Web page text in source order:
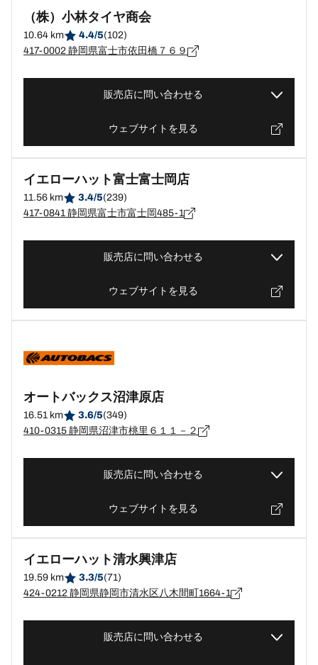
（株）小林タイヤ商会
10.64 km 4.4/5(102)
417-0002 静岡県富士市依田橋７６９
販売店に問い合わせる
ウェブサイトを見る
イエローハット富士富士岡店
11.56 km 3.4/5(239)
417-0841 静岡県富士市富士岡485-1
販売店に問い合わせる
ウェブサイトを見る
オートバックス沼津原店
16.51 km 3.6/5(349)
410-0315 静岡県沼津市桃里６１１－２
販売店に問い合わせる
ウェブサイトを見る
イエローハット清水興津店
19.59 km 3.3/5(71)
424-0212 静岡県静岡市清水区八木間町1664-1
販売店に問い合わせる